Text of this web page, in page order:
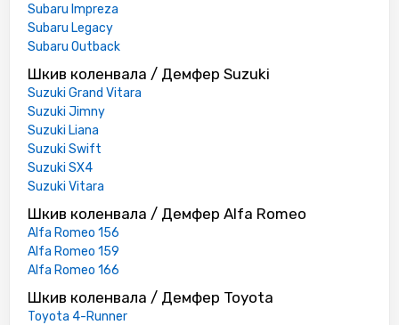
Subaru Impreza
Subaru Legacy
Subaru Outback
Шкив коленвала / Демфер Suzuki
Suzuki Grand Vitara
Suzuki Jimny
Suzuki Liana
Suzuki Swift
Suzuki SX4
Suzuki Vitara
Шкив коленвала / Демфер Alfa Romeo
Alfa Romeo 156
Alfa Romeo 159
Alfa Romeo 166
Шкив коленвала / Демфер Toyota
Toyota 4-Runner